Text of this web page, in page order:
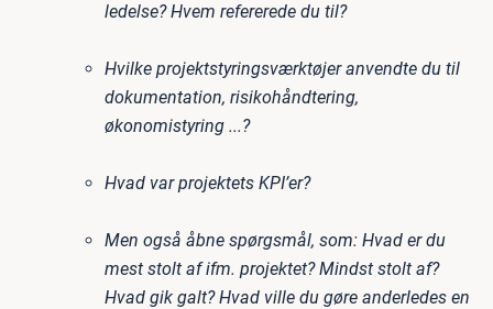
ledelse? Hvem refererede du til?
Hvilke projektstyringsværktøjer anvendte du til
dokumentation, risikohåndtering,
økonomistyring ...?
Hvad var projektets KPI’er?
Men også åbne spørgsmål, som: Hvad er du
mest stolt af ifm. projektet? Mindst stolt af?
Hvad gik galt? Hvad ville du gøre anderledes en